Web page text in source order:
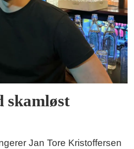
skamløst
Jan Tore Kristoffersen